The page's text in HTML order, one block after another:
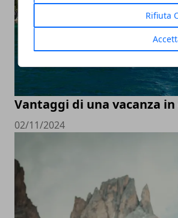
Rifiuta
Vantaggi di una vacanza
02/11/2024